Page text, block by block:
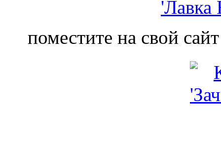
поместите на свой